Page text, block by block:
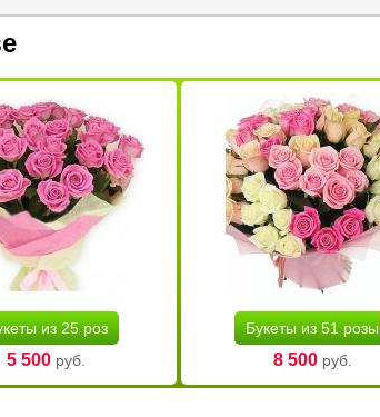
из 25 роз
5 500 руб.
Букеты из 51 розы
8 500руб.